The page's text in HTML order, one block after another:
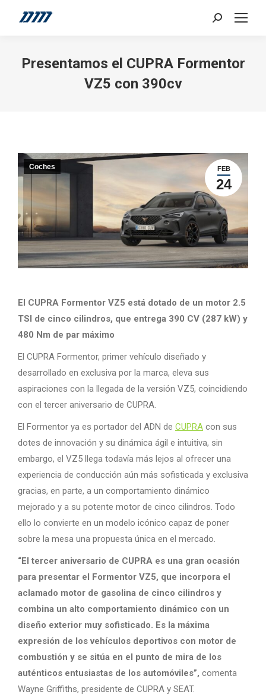
Search:
Presentamos el CUPRA Formentor
VZ5 con 390cv
FEB
24
Coches
El CUPRA Formentor VZ5 está dotado de un motor 2.5
TSI de cinco cilindros, que entrega 390 CV (287 kW) y
​​480 Nm de par máximo
El CUPRA Formentor, primer vehículo diseñado y
desarrollado en exclusiva por la marca, eleva sus
aspiraciones con la llegada de la versión VZ5, coincidiendo
con el tercer aniversario de CUPRA.
El Formentor ya es portador del ADN de CUPRA con sus
dotes de innovación y su dinámica ágil e intuitiva, sin
embargo, el VZ5 llega todavía más lejos al ofrecer una
experiencia de conducción aún más sofisticada y exclusiva
gracias, en parte, a un comportamiento dinámico
mejorado y a su potente motor de cinco cilindros. Todo
ello lo convierte en un modelo icónico capaz de poner
sobre la mesa una propuesta única en el mercado.
“El tercer aniversario de CUPRA es una gran ocasión
para presentar el Formentor VZ5, que incorpora el
aclamado motor de gasolina de cinco cilindros y
combina un alto comportamiento dinámico con un
diseño exterior muy sofisticado. Es la máxima
expresión de los vehículos deportivos con motor de
combustión y se sitúa en el punto de mira de los
auténticos entusiastas de los automóviles”, comenta
Wayne Griffiths, presidente de CUPRA y SEAT.